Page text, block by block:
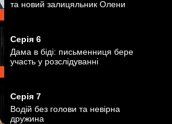
та новий залицяльник Олени
Серія 6
Дама в біді: письменниця бере
участь у розслідуванні
Серія 7
Водій без голови та невірна
дружина